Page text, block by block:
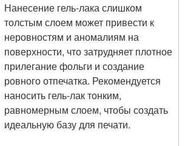
Нанесение гель-лака слишком
толстым слоем может привести к
неровностям и аномалиям на
поверхности, что затрудняет плотное
прилегание фольги и создание
ровного отпечатка. Рекомендуется
наносить гель-лак тонким,
равномерным слоем, чтобы создать
идеальную базу для печати.